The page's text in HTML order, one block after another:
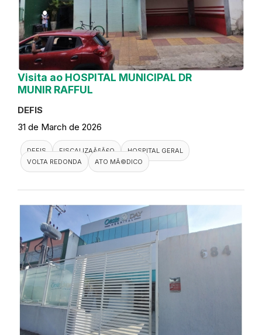
Visita ao HOSPITAL MUNICIPAL DR
MUNIR RAFFUL
DEFIS
31 de March de 2026
DEFIS FISCALIZAÃ§Ã£O
HOSPITAL GERAL
VOLTA REDONDA
ATO MÃ©DICO